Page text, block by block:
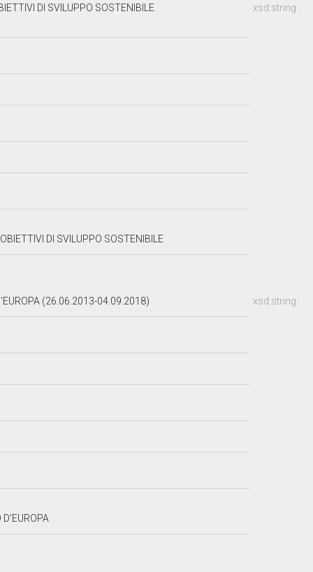
xsd:string
DI SVILUPPO SOSTENIBILE
DI SVILUPPO SOSTENIBILE
xsd:string
(26.06.2013-04.09.2018)